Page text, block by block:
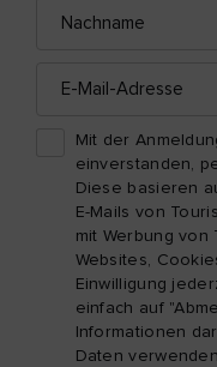
Mail-
Mit der
einverstanden,
Diese basieren
E-Mails von
mit Werbung von
Websites,
Einwilligung
einfach auf
Informationen
Daten